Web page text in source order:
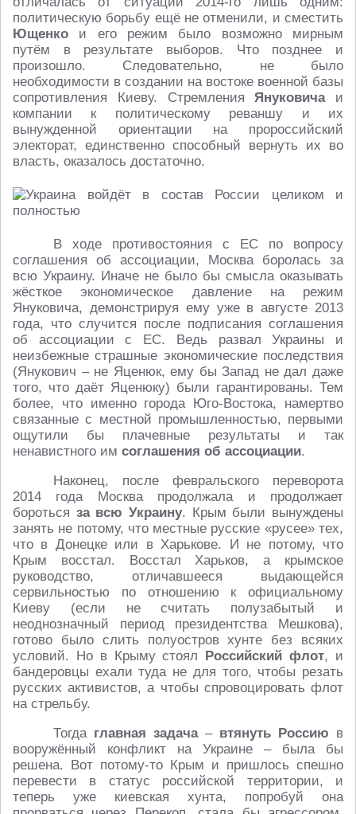
политическую борьбу ещё не отменили, и сместить
Ющенко и его режим было возможно мирным
путём в результате выборов. Что позднее и
произошло. Следовательно, не было
необходимости в создании на востоке военной базы
сопротивления Киеву. СтремленияЯнуковичаи
компании к политическому реваншу и их
вынужденной ориентации на пророссийский
электорат, единственно способный вернуть их во
власть, оказалось достаточно.
В ходе противостояния с ЕС по вопросу
соглашения об ассоциации, Москва боролась за
всю Украину. Иначе не было бы смысла оказывать
жёсткое экономическое давление на режим
Януковича, демонстрируя ему уже в августе 2013
года, что случится после подписания соглашения
об ассоциации с ЕС. Ведь развал Украины и
неизбежные страшные экономические последствия
(Янукович – не Яценюк, ему бы Запад не дал даже
того, что даёт Яценюку) были гарантированы. Тем
более, что именно города Юго-Востока, намертво
связанные с местной промышленностью, первыми
ощутили бы плачевные результаты и так
ненавистного им соглашения об ассоциации.
Наконец, после февральского переворота
2014 года Москва продолжала и продолжает
бороться за всю Украину. Крым были вынуждены
занять не потому, что местные русские «русее» тех,
что в Донецке или в Харькове. И не потому, что
Крым восстал. Восстал Харьков, а крымское
руководство, отличавшееся выдающейся
сервильностью по отношению к официальному
Киеву (если не считать полузабытый и
неоднозначный период президентства Мешкова),
готово было слить полуостров хунте без всяких
условий. Но в Крыму стоял Российский флот, и
бандеровцы ехали туда не для того, чтобы резать
русских активистов, а чтобы спровоцировать флот
на стрельбу.
Тогда главная задача– втянуть Россию в
вооружённый конфликт на Украине – была бы
решена. Вот потому-то Крым и пришлось спешно
перевести в статус российской территории, и
теперь уже киевская хунта, попробуй она